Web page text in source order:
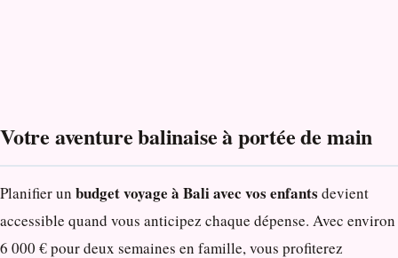
Votre aventure balinaise à portée de main
Planifier un budget voyage à Bali avec vos enfants devient
accessible quand vous anticipez chaque dépense. Avec environ
6 000 € pour deux semaines en famille, vous profiterez